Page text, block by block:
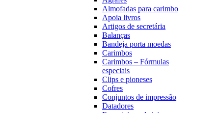
Almofadas para carimbo
Apoia livros
Artigos de secretária
Balanças
Bandeja porta moedas
Carimbos
Carimbos – Fórmulas
especiais
Clips e pioneses
Cofres
Conjuntos de impressão
Datadores